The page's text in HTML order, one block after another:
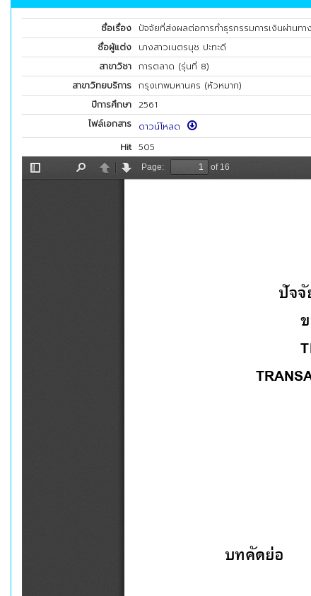
ชื่อเรื่อง
ปัจจัยที่ส่งผลต่อการทำธุรกรรมการเงินผ่านทา
ชื่อผู้แต่ง
นางสาวเนตรนุช ปะทะดี
สาขาวิชา การตลาด (รุ่นที่ 8)
สาขาวิทยบริการ กรุงเทพมหานคร (หัวหมาก)
ปีการศึกษา 2561
ไฟล์เอกสาร
ดาวน์โหลด
Hit 505